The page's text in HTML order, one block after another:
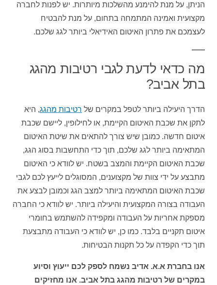
הניתן, על מנת להימנע מהשלכות מיותרות. יש לפנות לחברה
מקצועית ואמינה המתמחה בתחום, על מנת להבטיח
לעצמכם את פתרון האיטום האידיאלי ביותר לגג שלכם.
מה כדאי לדעת לגבי רטיבות מהגג
בתל אביב?
הדרך היעילה ביותר לטפל במקרים של רטיבות מהגג, היא
לתקן את שכבת האיטום הקיימת, או לחילופין, ליישם שכבת
איטום חדשה. כמובן שיש צורך להתאים את שיטת האיטום
המתאימה ביותר לגג שלכם, תוך כדי התחשבות בסוג הגג,
שכבת האיטום הקיימת והמצב בשטח. יש לוודא כי האיטום
מתבצע על ידי צוות של מקצוענים, המסוגלים לייעץ לכם לגבי
שכבת האיטום המתאימה ביותר למצב הגג וכמובן לבצע את
העבודה בצורה המקצועית והיעילה ביותר. יש לוודא כי החברה
מספקת אחריות על העבודה ומקפידה להשתמש בחומרי
איטום תקניים בלבד. כמו כן, יש לוודא כי העבודה מתבצעת
תוך כדי הקפדה על כל תקנות הבטיחות.
אנו בחברת א.א. אדיב נשמח לספק לכם ייעוץ וסיוע
במקרים של רטיבות מהגג בתל אביב. אנו מחזיקים